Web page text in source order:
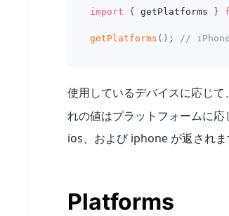
import { getPlatforms }
getPlatforms ( ) ; //
使用しているデバイスに応じて
れの値はプラットフォームに
ios、および iphone が返されま
Platforms